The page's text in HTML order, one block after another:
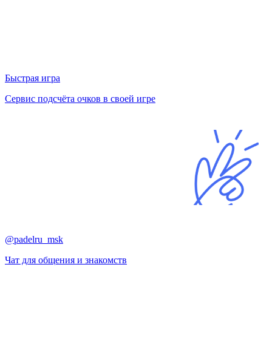
Быстрая игра
Сервис подсчёта очков в своей игре
@padelru_msk
Чат для общения и знакомств